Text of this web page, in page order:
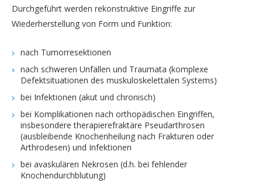
Durchgeführt werden rekonstruktive Eingriffe zur
Wiederherstellung von Form und Funktion:
nach Tumorresektionen
nach schweren Unfällen und Traumata (komplexe
Defektsituationen des muskuloskelettalen Systems)
bei Infektionen (akut und chronisch)
bei Komplikationen nach orthopädischen Eingriffen,
insbesondere therapierefraktäre Pseudarthrosen
(ausbleibende Knochenheilung nach Frakturen oder
Arthrodesen) und Infektionen
bei avaskulären Nekrosen (d.h. bei fehlender
Knochendurchblutung)